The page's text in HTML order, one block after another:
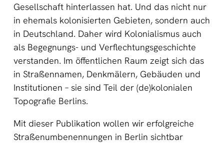
Gesellschaft hinterlassen hat. Und das nicht nur
in ehemals kolonisierten Gebieten, sondern auch
in Deutschland. Daher wird Kolonialismus auch
als Begegnungs- und Verflechtungsgeschichte
verstanden. Im öffentlichen Raum zeigt sich das
in Straßennamen, Denkmälern, Gebäuden und
Institutionen – sie sind Teil der (de)kolonialen
Topografie Berlins.
Mit dieser Publikation wollen wir erfolgreiche
Straßenumbenennungen in Berlin sichtbar